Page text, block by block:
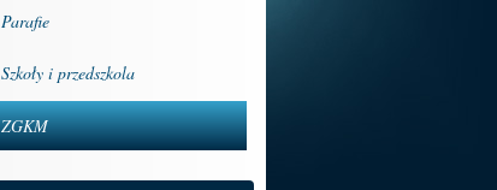
Parafie
Szkoły i przedszkola
ZGKM